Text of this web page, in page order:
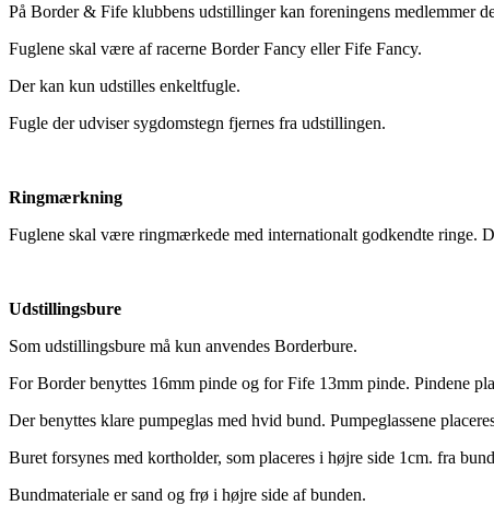
På Border & Fife klubbens udstillinger kan foreningens medlemmer
Fuglene skal være af racerne Border Fancy eller Fife Fancy.
Der kan kun udstilles enkeltfugle.
Fugle der udviser sygdomstegn fjernes fra udstillingen.
Ringmærkning
Fuglene skal være ringmærkede med internationalt godkendte ringe.
Udstillingsbure
Som udstillingsbure må kun anvendes Borderbure.
For Border benyttes 16mm pinde og for Fife 13mm pinde. Pindene
Der benyttes klare pumpeglas med hvid bund. Pumpeglassene
Buret forsynes med kortholder, som placeres i højre side 1cm. fra
Bundmateriale er sand og frø i højre side af bunden.